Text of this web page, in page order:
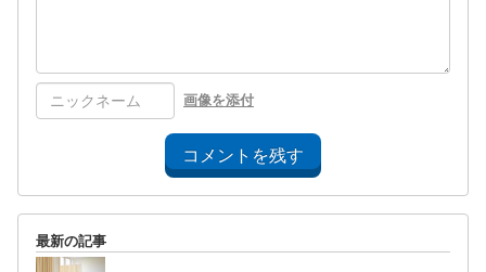
画像を添付
コメントを残す
最新の記事